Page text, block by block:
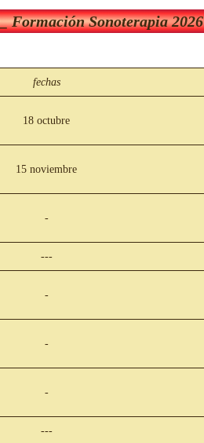
Formación Sonoterapia 2026
fechas
18 octubre
15 noviembre
-
---
-
-
-
---